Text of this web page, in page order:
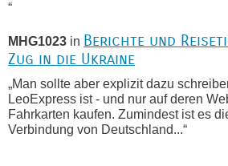
“
MHG1023 in Berichte und
Zug in die Ukraine
„Man sollte aber explizit dazu
LeoExpress ist - und nur auf deren
Fahrkarten kaufen. Zumindest ist es
Verbindung von Deutschland...“